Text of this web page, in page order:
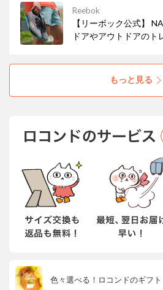
Reebok
【リーボック公式】
ドアやアウトドアのト
ップ力を発揮。
もっと見る
色々選べる！ロコンドのギフト